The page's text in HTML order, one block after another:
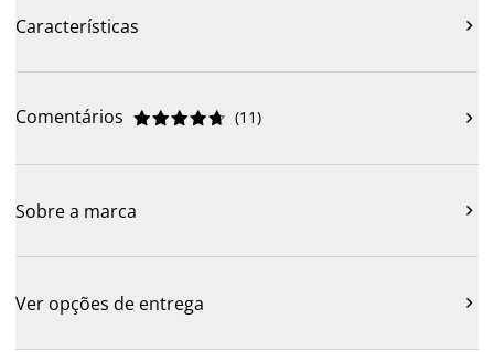
Características 
Comentários 




 (11) 
Sobre a marca 
Ver opções de entrega 